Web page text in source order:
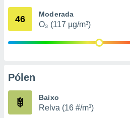
através
estudos
46 Moderada
O₃ (117 µg/m³)
Pólen
Baixo
Relva (16 #/m³)